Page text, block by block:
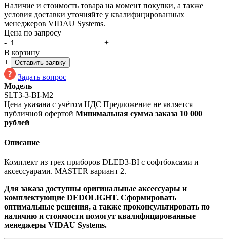
Наличие и стоимость товара на момент покупки, а также
условия доставки уточняйте у квалифицированных
менеджеров VIDAU Systems.
Цена по запросу
-
+
В корзину
+
Оставить заявку
Задать вопрос
Модель
SLT3-3-BI-M2
Цена указана с учётом НДС Предложение не является
публичной офертой Минимальная сумма заказа 10 000
рублей
Описание
Комплект из трех приборов DLED3-BI с софтбоксами и
аксессуарами. MASTER вариант 2.
Для заказа доступны оригинальные аксессуары и
комплектующие DEDOLIGHT. Сформировать
оптимальные решения, а также проконсультировать по
наличию и стоимости помогут квалифицированные
менеджеры VIDAU Systems.